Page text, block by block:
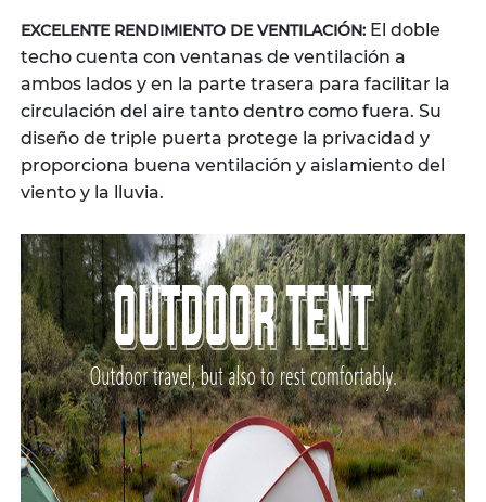
EXCELENTE RENDIMIENTO DE VENTILACIÓN: El doble
techo cuenta con ventanas de ventilación a
ambos lados y en la parte trasera para facilitar la
circulación del aire tanto dentro como fuera. Su
diseño de triple puerta protege la privacidad y
proporciona buena ventilación y aislamiento del
viento y la lluvia.